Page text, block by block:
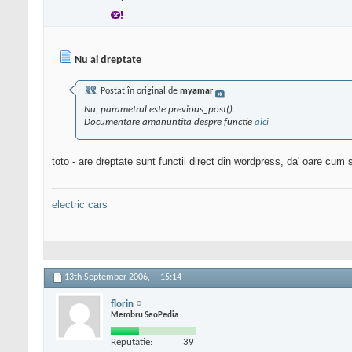
Nu ai dreptate
Postat în original de myamar
Nu, parametrul este previous_post().
Documentare amanuntita despre functie aici
toto - are dreptate sunt functii direct din wordpress, da' oare cum
electric cars
13th September 2006, 15:14
florin
Membru SeoPedia
Reputatie: 39